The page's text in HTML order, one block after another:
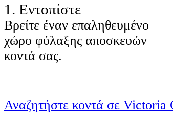
1 . Εντοπίστε
Βρείτε έναν επαληθευμένο
χώρο φύλαξης αποσκευών
κοντά σας.
Αναζητήστε κοντά σε Victoria